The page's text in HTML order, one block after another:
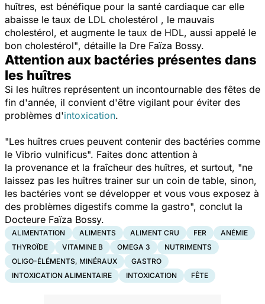
huîtres, est bénéfique pour la santé cardiaque car elle
abaisse le taux de LDL cholestérol , le mauvais
cholestérol, et augmente le taux de HDL, aussi appelé le
bon cholestérol", détaille la Dre Faïza Bossy.
Attention aux bactéries présentes dans
les huîtres
Si les huîtres représentent un incontournable des fêtes de
fin d'année, il convient d'être vigilant pour éviter des
problèmes d'intoxication.
"Les huîtres crues peuvent contenir des bactéries comme
le Vibrio vulnificus". Faites donc attention à
la provenance et la fraîcheur des huîtres, et surtout, "ne
laissez pas les huîtres trainer sur un coin de table, sinon,
les bactéries vont se développer et vous vous exposez à
des problèmes digestifs comme la gastro", conclut la
Docteure Faïza Bossy.
ALIMENTATION ALIMENTS ALIMENT CRU FER
ANÉMIE
THYROÏDE
VITAMINE B OMEGA 3
NUTRIMENTS
OLIGO-ÉLÉMENTS, MINÉRAUX
GASTRO
INTOXICATION ALIMENTAIRE
INTOXICATION FÊTE